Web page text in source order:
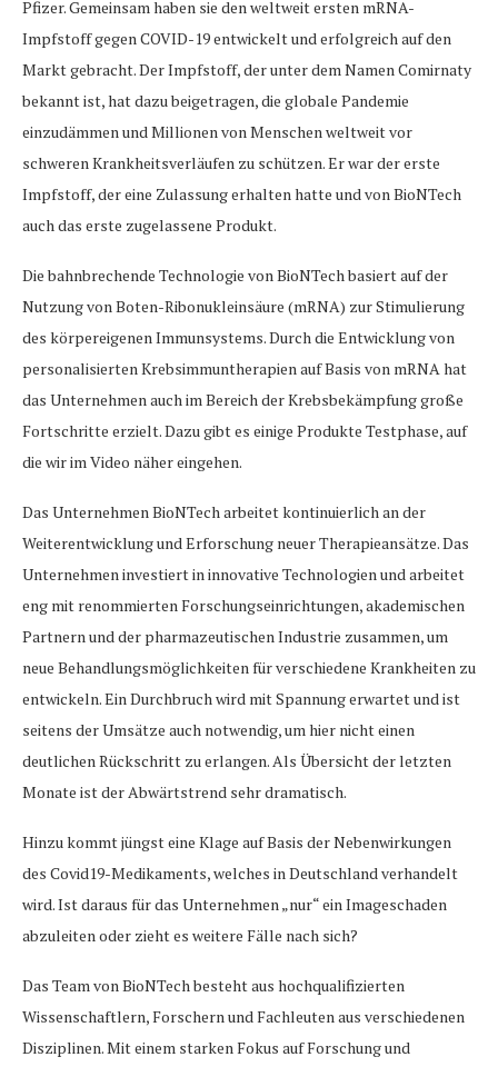
Pfizer. Gemeinsam haben sie den weltweit ersten mRNA-
Impfstoff gegen COVID-19 entwickelt und erfolgreich auf den
Markt gebracht. Der Impfstoff, der unter dem Namen Comirnaty
bekannt ist, hat dazu beigetragen, die globale Pandemie
einzudämmen und Millionen von Menschen weltweit vor
schweren Krankheitsverläufen zu schützen. Er war der erste
Impfstoff, der eine Zulassung erhalten hatte und von BioNTech
auch das erste zugelassene Produkt.
Die bahnbrechende Technologie von BioNTech basiert auf der
Nutzung von Boten-Ribonukleinsäure (mRNA) zur Stimulierung
des körpereigenen Immunsystems. Durch die Entwicklung von
personalisierten Krebsimmuntherapien auf Basis von mRNA hat
das Unternehmen auch im Bereich der Krebsbekämpfung große
Fortschritte erzielt. Dazu gibt es einige Produkte Testphase, auf
die wir im Video näher eingehen.
Das Unternehmen BioNTech arbeitet kontinuierlich an der
Weiterentwicklung und Erforschung neuer Therapieansätze. Das
Unternehmen investiert in innovative Technologien und arbeitet
eng mit renommierten Forschungseinrichtungen, akademischen
Partnern und der pharmazeutischen Industrie zusammen, um
neue Behandlungsmöglichkeiten für verschiedene Krankheiten zu
entwickeln. Ein Durchbruch wird mit Spannung erwartet und ist
seitens der Umsätze auch notwendig, um hier nicht einen
deutlichen Rückschritt zu erlangen. Als Übersicht der letzten
Monate ist der Abwärtstrend sehr dramatisch.
Hinzu kommt jüngst eine Klage auf Basis der Nebenwirkungen
des Covid19-Medikaments, welches in Deutschland verhandelt
wird. Ist daraus für das Unternehmen „nur“ ein Imageschaden
abzuleiten oder zieht es weitere Fälle nach sich?
Das Team von BioNTech besteht aus hochqualifizierten
Wissenschaftlern, Forschern und Fachleuten aus verschiedenen
Disziplinen. Mit einem starken Fokus auf Forschung und